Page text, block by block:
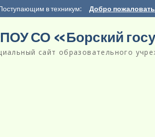
в техникум: Добро
СО «Борский
сайт образовательного